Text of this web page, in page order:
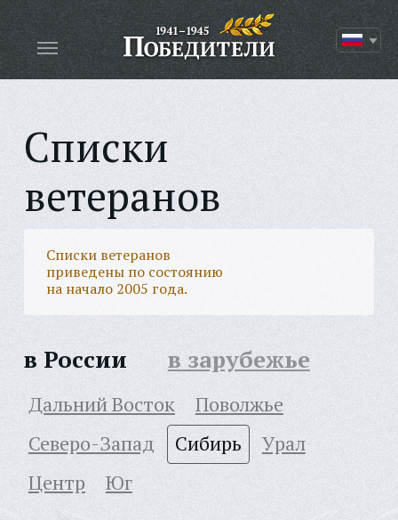
Списки
ветеранов
Списки ветеранов
приведены по состоянию
на начало 2005 года.
в России в зарубежье
Дальний Восток
Поволжье
Северо-Запад
Сибирь
Урал
Центр
Юг